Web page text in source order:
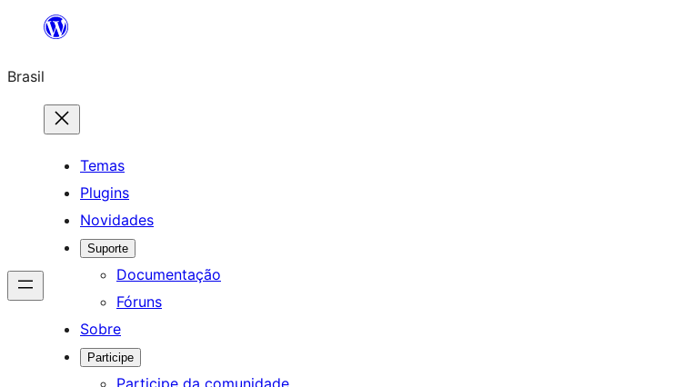
o
conteúdo
Brasil
Temas
Plugins
Novidades
Suporte
Documentação
Fóruns
Sobre
Participe
Participe da comunidade